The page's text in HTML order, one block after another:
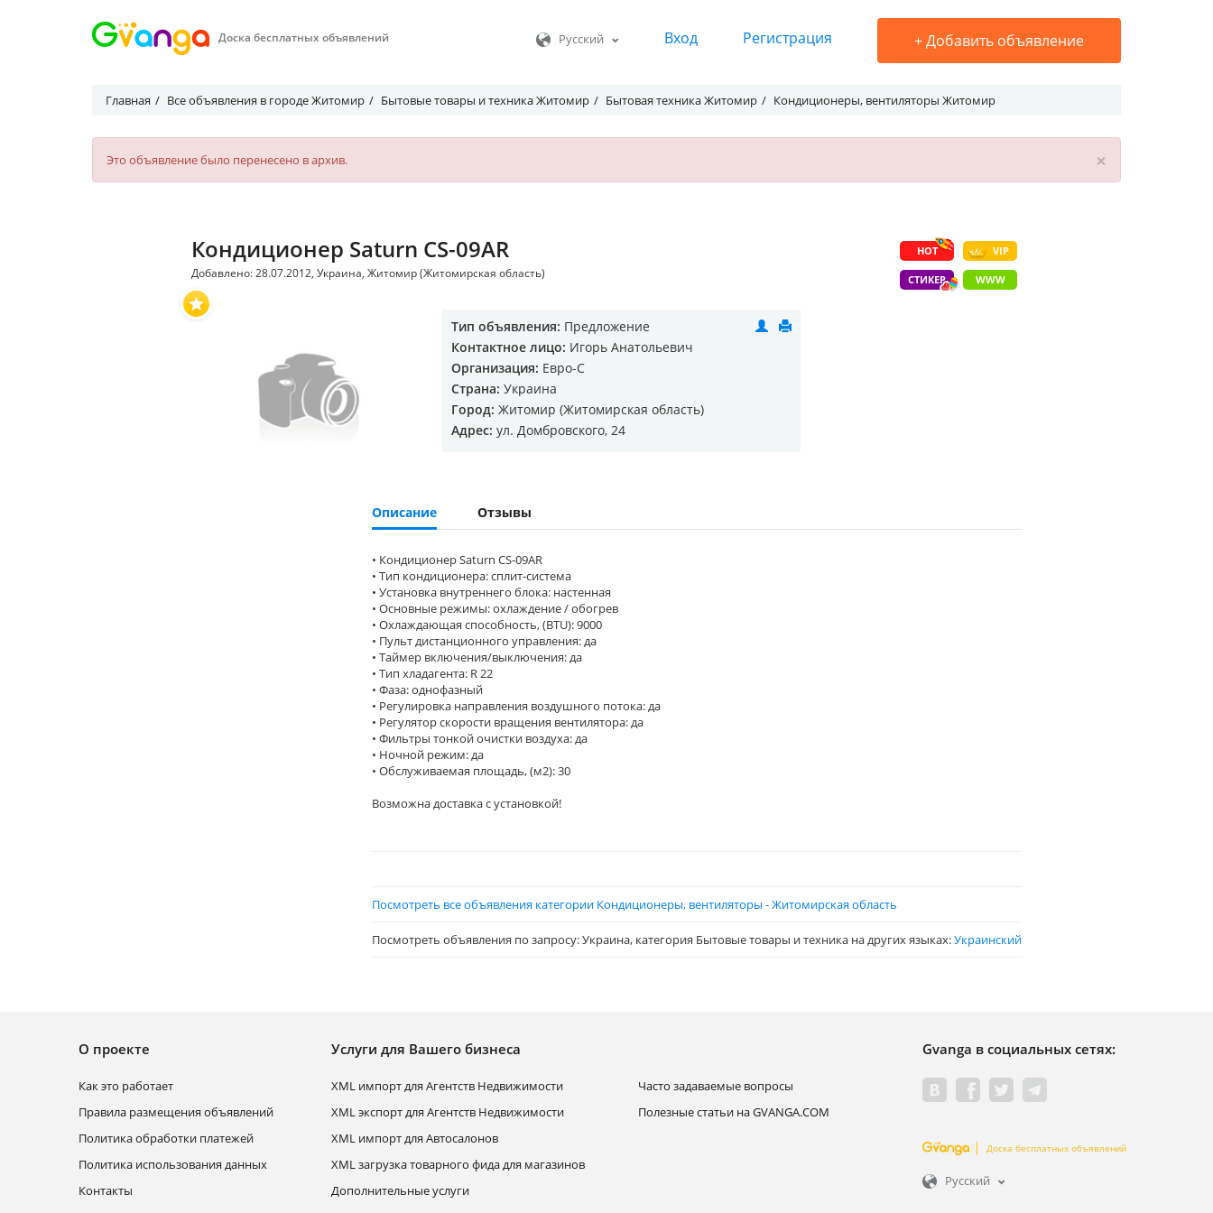
Доска бесплатных объявлений Русский Вход Регистрация +Добавить объявление
Главная Все объявления в городе Житомир Бытовые товары и техника Житомир Бытовая техника Житомир Кондиционеры, вентиляторы Житомир
×
Это объявление было перенесено в архив.
HOT VIP
СТИКЕР WWW
Кондиционер Saturn CS-09AR
Добавлено: 28.07.2012, Украина, Житомир (Житомирская область)
Тип объявления: Предложение
Контактное лицо: Игорь Анатольевич
Организация: Евро-С
Страна: Украина
Город: Житомир (Житомирская область)
Адрес: ул. Домбровского, 24
Описание Отзывы
• Кондиционер Saturn CS-09AR
• Тип кондиционера: сплит-система
• Установка внутреннего блока: настенная
• Основные режимы: охлаждение / обогрев
• Охлаждающая способность, (BTU): 9000
• Пульт дистанционного управления: да
• Таймер включения/выключения: да
• Тип хладагента: R 22
• Фаза: однофазный
• Регулировка направления воздушного потока: да
• Регулятор скорости вращения вентилятора: да
• Фильтры тонкой очистки воздуха: да
• Ночной режим: да
• Обслуживаемая площадь, (м2): 30
Возможна доставка с установкой!
Посмотреть все объявления категории Кондиционеры, вентиляторы - Житомирская область
Посмотреть объявления по запросу: Украина, категория Бытовые товары и техника на других языках:Украинский
О проекте
Как это работает
Правила размещения объявлений
Политика обработки платежей
Политика использования данных
Контакты
Услуги для Вашего бизнеса
XML импорт для Агентств Недвижимости
XML экспорт для Агентств Недвижимости
XML импорт для Автосалонов
XML загрузка товарного фида для магазинов
Дополнительные услуги
Часто задаваемые вопросы
Полезные статьи на GVANGA.COM
Gvanga в социальных сетях:
Доска бесплатных объявлений
Русский